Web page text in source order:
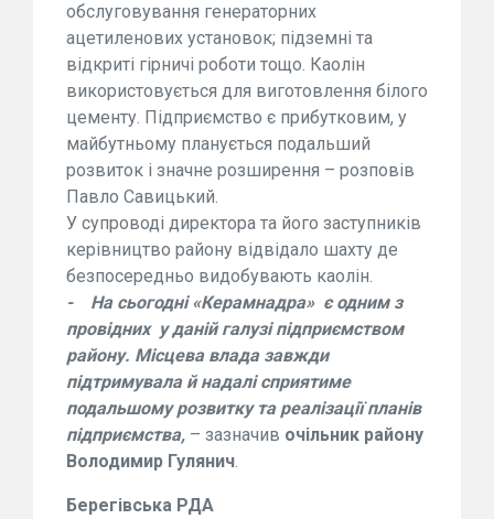
обслуговування генераторних
ацетиленових установок; підземні та
відкриті гірничі роботи тощо. Каолін
використовується для виготовлення білого
цементу. Підприємство є прибутковим, у
майбутньому планується подальший
розвиток і значне розширення – розповів
Павло Савицький.
У супроводі директора та його заступників
керівництво району відвідало шахту де
безпосередньо видобувають каолін.
- На сьогодні «Керамнадра» є одним з
провідних у даній галузі підприємством
району. Місцева влада завжди
підтримувала й надалі сприятиме
подальшому розвитку та реалізації планів
підприємства, – зазначив очільник району
Володимир Гулянич.
Берегівська РДА